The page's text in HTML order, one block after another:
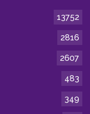
13752
2816
2607
483
349